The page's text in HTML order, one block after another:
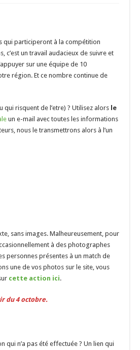
qui participeront à la compétition
c’est un travail audacieux de suivre et
sur une équipe de 10
région. Et ce nombre continue de
risquent de l’etre) ? Utilisez alors le
un e-mail avec toutes les informations
nous le transmettrons alors à l’un
sans images. Malheureusement, pour
à des photographes
personnes présentes à un match de
une de vos photos sur le site, vous
cette action ici.
du 4 octobre.
n’a pas été effectuée ? Un lien qui